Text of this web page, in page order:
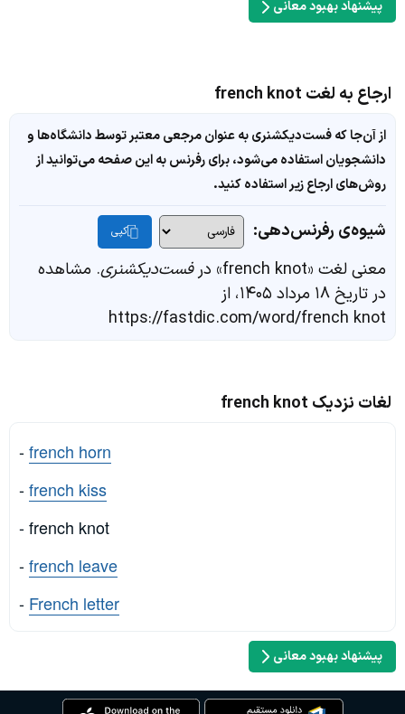
پیشنهاد بهبود معانی
ارجاع به لغت french knot
از آن‌جا که فست‌دیکشنری به عنوان مرجعی معتبر توسط دانشگاه‌ها و
دانشجویان استفاده می‌شود، برای رفرنس به این صفحه می‌توانید از
روش‌های ارجاع زیر استفاده کنید.
شیوه‌ی رفرنس‌دهی: کپی
معنی لغت «french knot» در فست‌دیکشنری. مشاهده
در تاریخ ۱۸ مرداد ۱۴۰۵، از
https://fastdic.com/word/french knot
لغات نزدیک french knot
-french horn
-french kiss
- french knot
-french leave
- French letter
پیشنهاد بهبود معانی